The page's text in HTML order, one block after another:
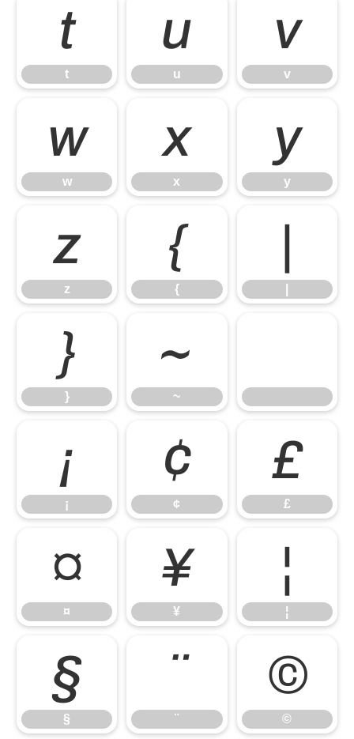
t
t
u
u
v
v
w
w
x
x
y
y
z
z
{
{
}
}
~
~
¡
¡
¢
¢
£
£
¤
¤
¥
¥
¦
¦
§
§
¨
¨
©
©